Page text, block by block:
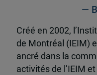
—
Créé en 2002,
de Montréal (IEIM)
ancré dans la
activités de l’IEIM